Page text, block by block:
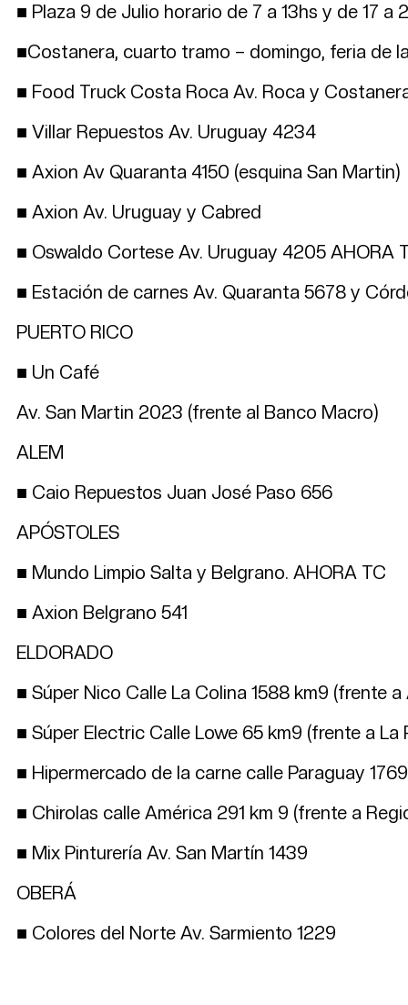
■ Plaza 9 de Julio horario de 7 a 13hs y de 17 a
■Costanera, cuarto tramo – domingo, feria de
■ Food Truck Costa Roca Av. Roca y
■ Villar Repuestos Av. Uruguay 4234
■ Axion Av Quaranta 4150 (esquina San Martin)
■ Axion Av. Uruguay y Cabred
■ Oswaldo Cortese Av. Uruguay 4205 AHORA
■ Estación de carnes Av. Quaranta 5678 y
PUERTO RICO
■ Un Café
Av. San Martin 2023 (frente al Banco Macro)
ALEM
■ Caio Repuestos Juan José Paso 656
APÓSTOLES
■ Mundo Limpio Salta y Belgrano. AHORA TC
■ Axion Belgrano 541
ELDORADO
■ Súper Nico Calle La Colina 1588 km9 (frente a
■ Súper Electric Calle Lowe 65 km9 (frente a La
■ Hipermercado de la carne calle Paraguay
■ Chirolas calle América 291 km 9 (frente a
■ Mix Pinturería Av. San Martín 1439
OBERÁ
■ Colores del Norte Av. Sarmiento 1229